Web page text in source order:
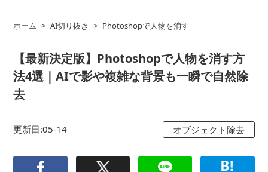
ホーム > AI切り抜き > Photoshopで人物を消す
【最新決定版】Photoshopで人物を消す方
法4選｜AIで影や複雑な背景も一瞬で自然除
去
更新日:05-14 オブジェクト除去